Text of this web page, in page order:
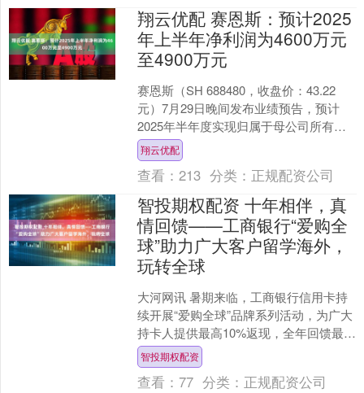
翔云优配 赛恩斯：预计2025
年上半年净利润为4600万元
至4900万元
赛恩斯（SH 688480，收盘价：43.22
元）7月29日晚间发布业绩预告，预计
2025年半年度实现归属于母公司所有者
的净利润人民币4600万元至4900万元....
翔云优配
查看：213 分类： 正规配资公司
智投期权配资 十年相伴，真
情回馈——工商银行“爱购全
球”助力广大客户留学海外，
玩转全球
大河网讯 暑期来临，工商银行信用卡持
续开展“爱购全球”品牌系列活动，为广大
持卡人提供最高10%返现，全年回馈最高
可达万元。围绕留学生和境外游客户消
费场景，提供境....
智投期权配资
查看：77 分类： 正规配资公司